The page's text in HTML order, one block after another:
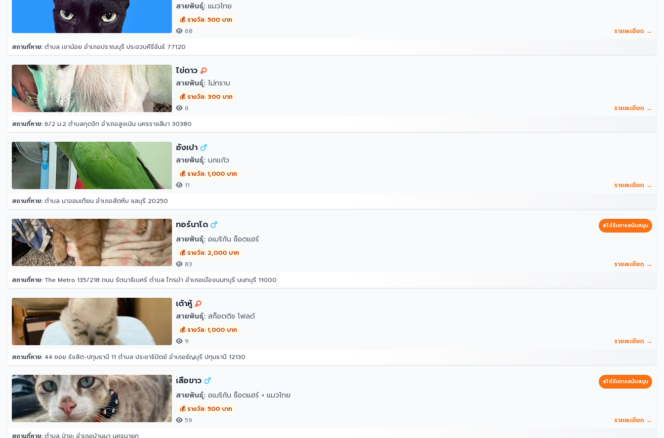
สายพันธุ์: แมวไทย
💰 รางวัล: 500 บาท
68
รายละเอียด →
สถานที่หาย: ตำบล เขาน้อย อำเภอปราณบุรี ประจวบคีรีขันธ์ 77120
ไข่ดาว
สายพันธุ์: ไม่ทราบ
💰 รางวัล: 300 บาท
6
รายละเอียด →
สถานที่หาย: 6/2 ม.2 ตำบลกุดจิก อำเภอสูงเนิน นครราชสีมา 30380
อังเปา
สายพันธุ์: นกแก้ว
💰 รางวัล: 1,000 บาท
11
รายละเอียด →
สถานที่หาย: ตำบล นาจอมเทียน อำเภอสัตหีบ ชลบุรี 20250
ทอร์นาโด ได้รับการสนับสนุน
สายพันธุ์: อเมริกัน ช็อตแฮร์
💰 รางวัล: 2,000 บาท
83
รายละเอียด →
สถานที่หาย: The Metro 135/218 ถนน รัตนาธิเบศร์ ตำบล ไทรม้า อำเภอเมืองนนทบุรี นนทบุรี 11000
เต้าหู้
สายพันธุ์: สก็อตติช โฟลด์
💰 รางวัล: 1,000 บาท
9
รายละเอียด →
สถานที่หาย: 44 ซอย รังสิต-ปทุมธานี 11 ตำบล ประชาธิปัตย์ อำเภอธัญบุรี ปทุมธานี 12130
เสือขาว ได้รับการสนับสนุน
สายพันธุ์: อเมริกัน ช็อตแฮร์ + แมวไทย
💰 รางวัล: 500 บาท
59
รายละเอียด →
สถานที่หาย: ตำบล ป่าขะ อำเภอบ้านนา นครนายก